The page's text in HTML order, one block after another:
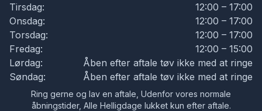
Tirsdag:
12:00 – 17:00
Onsdag:
12:00 – 17:00
Torsdag:
12:00 – 17:00
Fredag:
12:00 – 15:00
Lørdag:
Åben efter aftale tøv ikke med at ringe
Søndag:
Åben efter aftale tøv ikke med at ringe
Ring gerne og lav en aftale, Udenfor vores normale
åbningstider, Alle Helligdage lukket kun efter aftale.